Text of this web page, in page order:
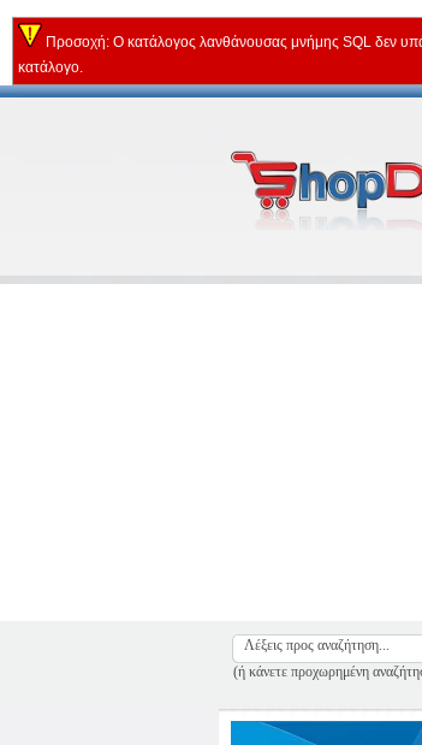
Προσοχή: Ο κατάλογος λανθάνουσας μνήμης SQL δεν
κατάλογο.
(ή κάνετε προχωρημένη